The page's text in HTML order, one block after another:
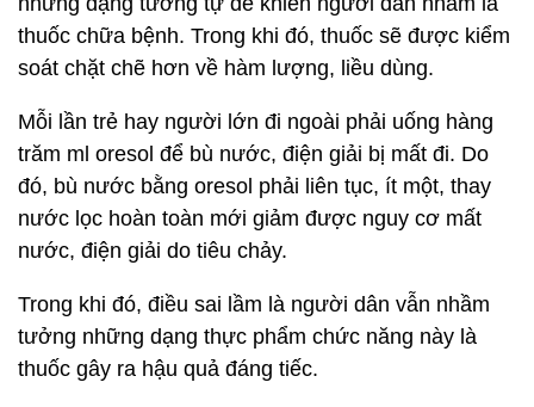
thuốc chữa bệnh. Trong khi đó, thuốc sẽ được kiểm
soát chặt chẽ hơn về hàm lượng, liều dùng.
Mỗi lần trẻ hay người lớn đi ngoài phải uống hàng
trăm ml oresol để bù nước, điện giải bị mất đi. Do
đó, bù nước bằng oresol phải liên tục, ít một, thay
nước lọc hoàn toàn mới giảm được nguy cơ mất
nước, điện giải do tiêu chảy.
Trong khi đó, điều sai lầm là người dân vẫn nhầm
tưởng những dạng thực phẩm chức năng này là
thuốc gây ra hậu quả đáng tiếc.